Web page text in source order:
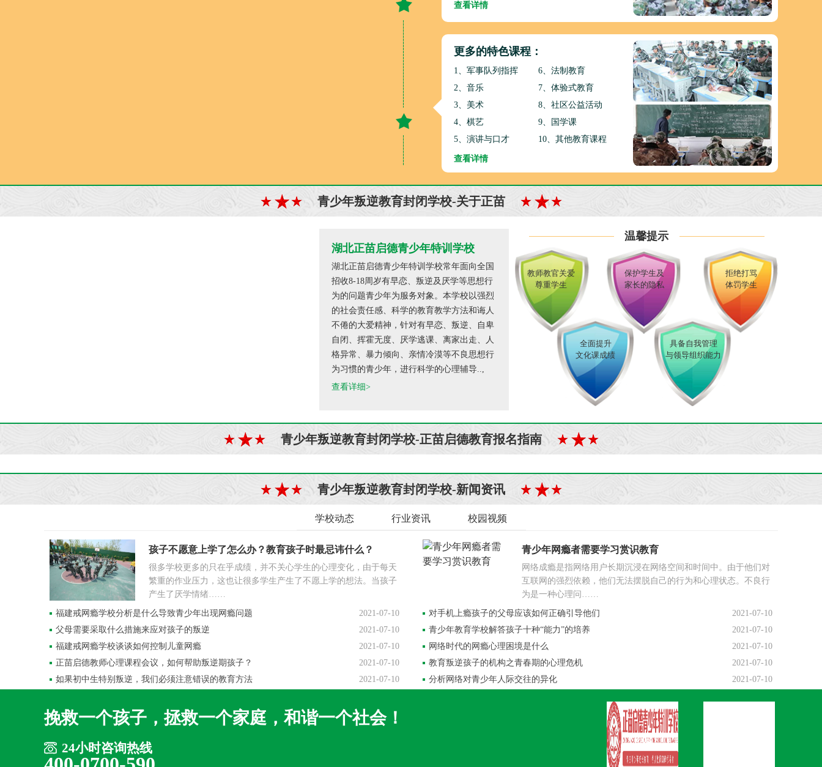
查看详情
更多的特色课程：
1、军事队列指挥
6、法制教育
2、音乐
7、体验式教育
3、美术
8、社区公益活动
4、棋艺
9、国学课
5、演讲与口才
10、其他教育课程
查看详情
青少年叛逆教育封闭学校-关于正苗
湖北正苗启德青少年特训学校
湖北正苗启德青少年特训学校常年面向全国
招收8-18周岁有早恋、叛逆及厌学等思想行
为的问题青少年为服务对象。本学校以强烈
的社会责任感、科学的教育教学方法和诲人
不倦的大爱精神，针对有早恋、叛逆、自卑
自闭、挥霍无度、厌学逃课、离家出走、人
格异常、暴力倾向、亲情冷漠等不良思想行
为习惯的青少年，进行科学的心理辅导..,
查看详细>
温馨提示
教师教官关爱
尊重学生
保护学生及
家长的隐私
拒绝打骂
体罚学生
全面提升
文化课成绩
具备自我管理
与领导组织能力
青少年叛逆教育封闭学校-正苗启德教育报名指南
青少年叛逆教育封闭学校-新闻资讯
学校动态 行业资讯 校园视频
孩子不愿意上学了怎么办？教育孩子时最忌讳什么？
很多学校更多的只在乎成绩，并不关心学生的心理变化，由于每天
繁重的作业压力，这也让很多学生产生了不愿上学的想法。当孩子
产生了厌学情绪……
福建戒网瘾学校分析是什么导致青少年出现网瘾问题
2021-07-10
父母需要采取什么措施来应对孩子的叛逆
2021-07-10
福建戒网瘾学校谈谈如何控制儿童网瘾
2021-07-10
正苗启德教师心理课程会议，如何帮助叛逆期孩子？
2021-07-10
如果初中生特别叛逆，我们必须注意错误的教育方法
2021-07-10
青少年网瘾者需要学习赏识教育
网络成瘾是指网络用户长期沉浸在网络空间和时间中。由于他们对
互联网的强烈依赖，他们无法摆脱自己的行为和心理状态。不良行
为是一种心理问……
对手机上瘾孩子的父母应该如何正确引导他们
2021-07-10
青少年教育学校解答孩子十种“能力”的培养
2021-07-10
网络时代的网瘾心理困境是什么
2021-07-10
教育叛逆孩子的机构之青春期的心理危机
2021-07-10
分析网络对青少年人际交往的异化
2021-07-10
挽救一个孩子，拯救一个家庭，和谐一个社会！
24小时咨询热线